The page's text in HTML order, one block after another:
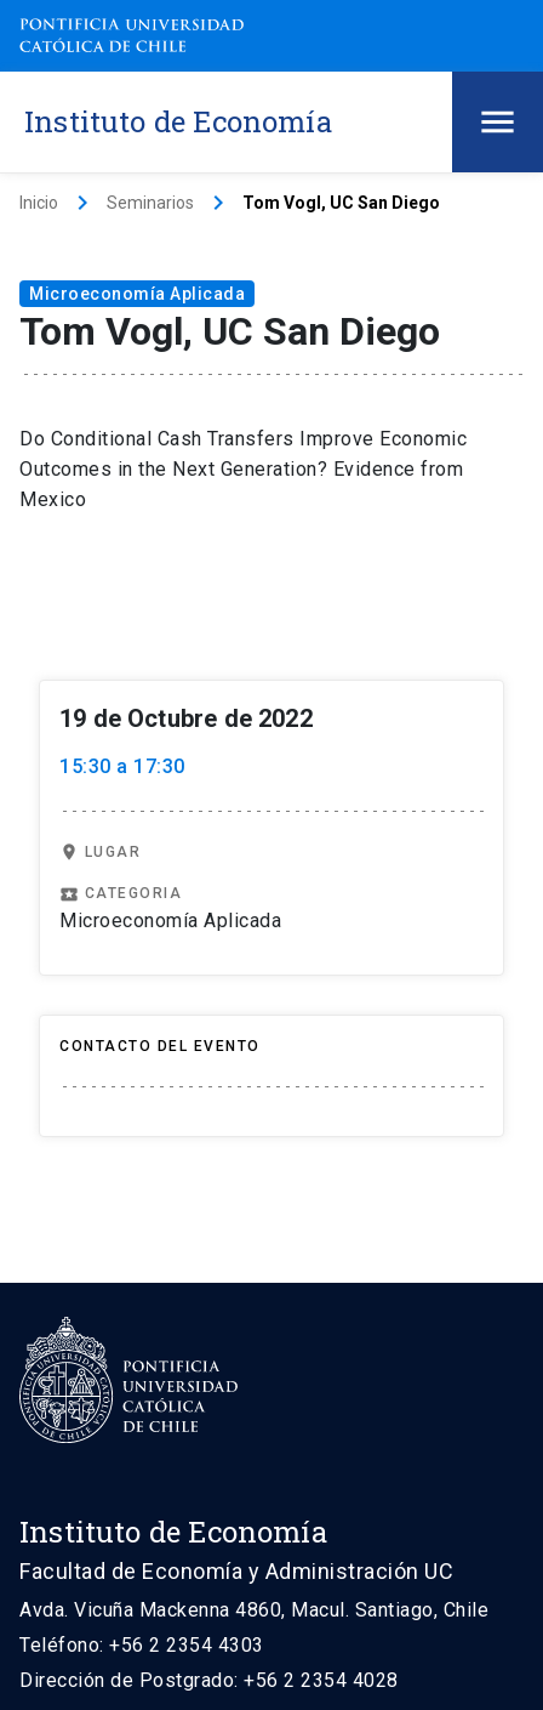
Instituto de Economía
Inicio keyboard_arrow_right Seminarios keyboard_arrow_right Tom Vogl, UC San Diego
Microeconomía Aplicada
Tom Vogl, UC San Diego
Do Conditional Cash Transfers Improve Economic
Outcomes in the Next Generation? Evidence from
Mexico
19 de Octubre de 2022
15:30 a 17:30
location_on LUGAR
local_play CATEGORIA
Microeconomía Aplicada
CONTACTO DEL EVENTO
Instituto de Economía
Facultad de Economía y Administración UC
Avda. Vicuña Mackenna 4860, Macul. Santiago, Chile
Teléfono: +56 2 2354 4303
Dirección de Postgrado: +56 2 2354 4028